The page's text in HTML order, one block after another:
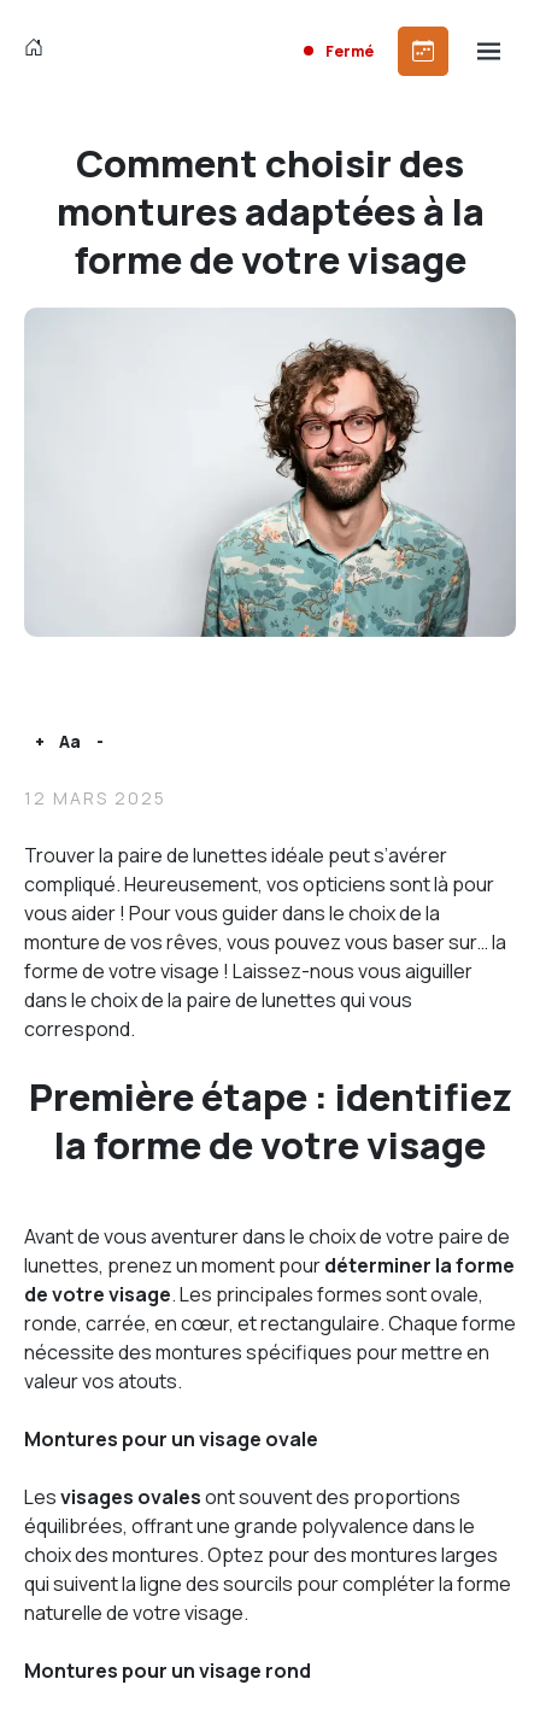
Fermé
Comment choisir des
montures adaptées à la
forme de votre visage
12 MARS 2025
+ Aa -
Trouver la paire de lunettes idéale peut s’avérer
compliqué. Heureusement, vos opticiens sont là pour
vous aider ! Pour vous guider dans le choix de la
monture de vos rêves, vous pouvez vous baser sur… la
forme de votre visage ! Laissez-nous vous aiguiller
dans le choix de la paire de lunettes qui vous
correspond.
Première étape : identifiez
la forme de votre visage
Avant de vous aventurer dans le choix de votre paire de
lunettes, prenez un moment pourdéterminer la forme
de votre visage. Les principales formes sont ovale,
ronde, carrée, en cœur, et rectangulaire. Chaque forme
nécessite des montures spécifiques pour mettre en
valeur vos atouts.
Montures pour un visage ovale
Lesvisages ovalesont souvent des proportions
équilibrées, offrant une grande polyvalence dans le
choix des montures. Optez pour des montures larges
qui suivent la ligne des sourcils pour compléter la forme
naturelle de votre visage.
Montures pour un visage rond